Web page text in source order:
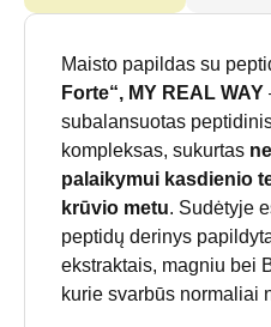
Maisto papildas su
Forte“, MY REAL WAY
subalansuotas
kompleksas, sukurtas
palaikymui kasdienio
krūvio metu. Sudėtyje
peptidų derinys
ekstraktais, magniu bei
kurie svarbūs normaliai